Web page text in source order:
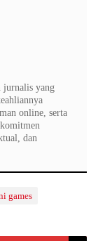
jurnalis yang
online, serta
dan
games